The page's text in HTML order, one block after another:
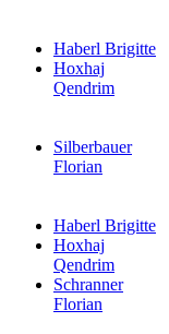
Haberl Brigitte
Hoxhaj
Qendrim
Silberbauer
Florian
Haberl Brigitte
Hoxhaj
Qendrim
Schranner
Florian